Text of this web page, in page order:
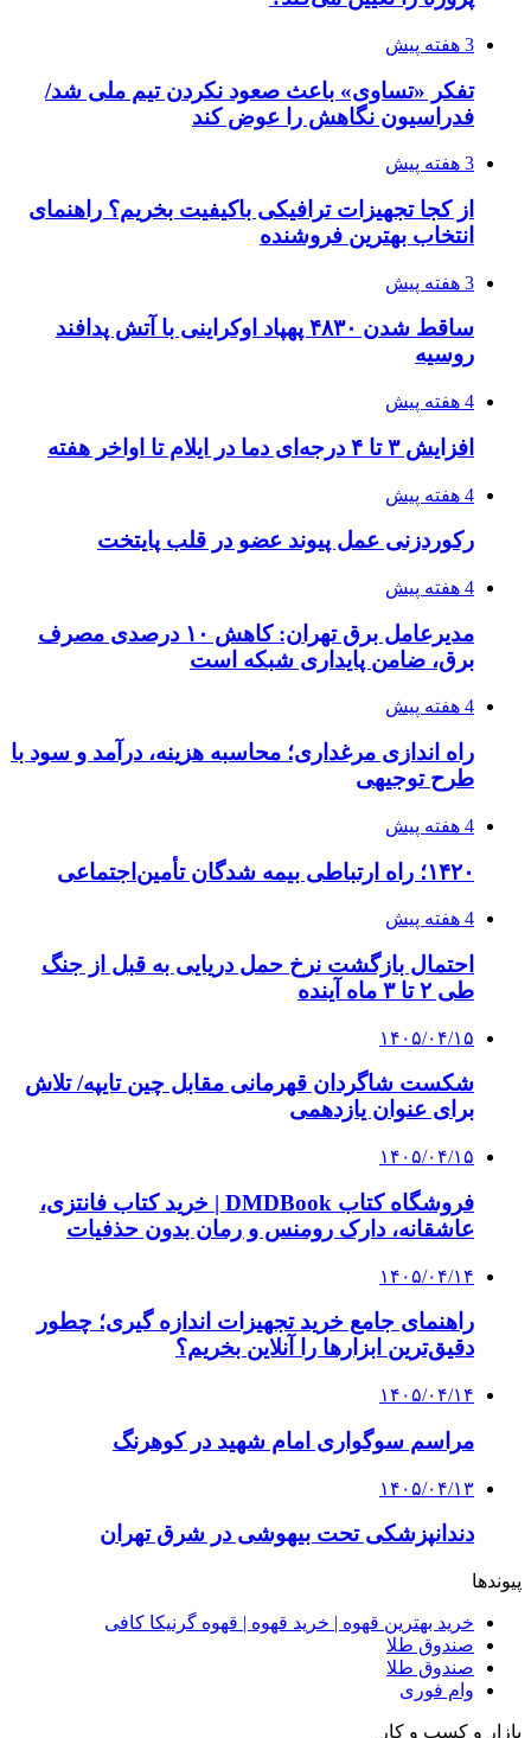
3 هفته پیش
تفکر «تساوی» باعث صعود نکردن تیم ملی شد/
فدراسیون نگاهش را عوض کند
3 هفته پیش
از کجا تجهیزات ترافیکی باکیفیت بخریم؟ راهنمای
انتخاب بهترین فروشنده
3 هفته پیش
ساقط شدن ۴۸۳۰ پهپاد اوکراینی با آتش پدافند
روسیه
4 هفته پیش
افزایش ۳ تا ۴ درجه‌ای دما در ایلام تا اواخر هفته
4 هفته پیش
رکوردزنی عمل پیوند عضو در قلب پایتخت
4 هفته پیش
مدیرعامل برق تهران: کاهش ۱۰ درصدی مصرف
برق، ضامن پایداری شبکه است
4 هفته پیش
راه اندازی مرغداری؛ محاسبه هزینه، درآمد و سود با
طرح توجیهی
4 هفته پیش
۱۴۲۰؛ راه ارتباطی بیمه شدگان تأمین‌اجتماعی
4 هفته پیش
احتمال بازگشت نرخ حمل دریایی به قبل از جنگ
طی ۲ تا ۳ ماه آینده
۱۴۰۵/۰۴/۱۵
شکست شاگردان قهرمانی مقابل چین تایپه/ تلاش
برای عنوان یازدهمی
۱۴۰۵/۰۴/۱۵
فروشگاه کتاب DMDBook | خرید کتاب فانتزی،
عاشقانه، دارک رومنس و رمان بدون حذفیات
۱۴۰۵/۰۴/۱۴
راهنمای جامع خرید تجهیزات اندازه گیری؛ چطور
دقیق‌ترین ابزارها را آنلاین بخریم؟
۱۴۰۵/۰۴/۱۴
مراسم سوگواری امام شهید در کوهرنگ
۱۴۰۵/۰۴/۱۳
دندانپزشکی تحت بیهوشی در شرق تهران
پیوندها
خرید بهترین قهوه | خرید قهوه | قهوه گرنیکا کافی
صندوق طلا
صندوق طلا
وام فوری
بازار و کسب و کار